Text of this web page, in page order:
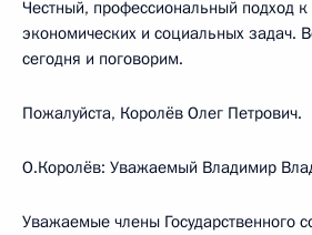
Честный, профессиональный подход
экономических и социальных задач.
сегодня и поговорим.
Пожалуйста, Королёв Олег Петрович.
О.Королёв: Уважаемый Владимир
Уважаемые члены Государственного